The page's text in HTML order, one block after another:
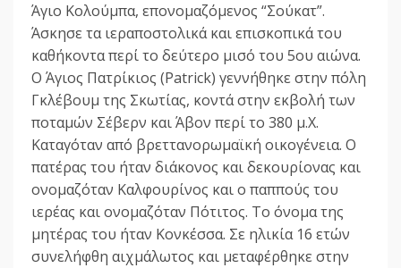
Άγιο Κολούμπα, επονομαζόμενος “Σούκατ”.
Άσκησε τα ιεραποστολικά και επισκοπικά του
καθήκοντα περί το δεύτερο μισό του 5ου αιώνα.
Ο Άγιος Πατρίκιος (Patrick) γεννήθηκε στην πόλη
Γκλέβουμ της Σκωτίας, κοντά στην εκβολή των
ποταμών Σέβερν και Άβον περί το 380 μ.Χ.
Καταγόταν από βρεττανορωμαϊκή οικογένεια. Ο
πατέρας του ήταν διάκονος και δεκουρίονας και
ονομαζόταν Καλφουρίνος και ο παππούς του
ιερέας και ονομαζόταν Πότιτος. Το όνομα της
μητέρας του ήταν Κονκέσσα. Σε ηλικία 16 ετών
συνελήφθη αιχμάλωτος και μεταφέρθηκε στην